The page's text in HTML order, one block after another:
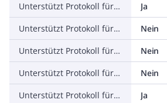
Unterstützt Protokoll für PROFINET IO
Ja
Unterstützt Protokoll für PROFINET CBA
Nein
Unterstützt Protokoll für SERCOS
Nein
Unterstützt Protokoll für Foundation Fieldbus
Nein
Unterstützt Protokoll für EtherNet/IP
Ja